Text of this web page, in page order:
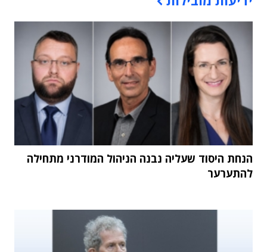
הנחת היסוד שעליה נבנה הניהול המודרני מתחילה
להתערער